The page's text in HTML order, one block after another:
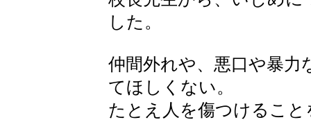
した。
仲間外れや、悪口や暴
てほしくない。
たとえ人を傷つけるこ